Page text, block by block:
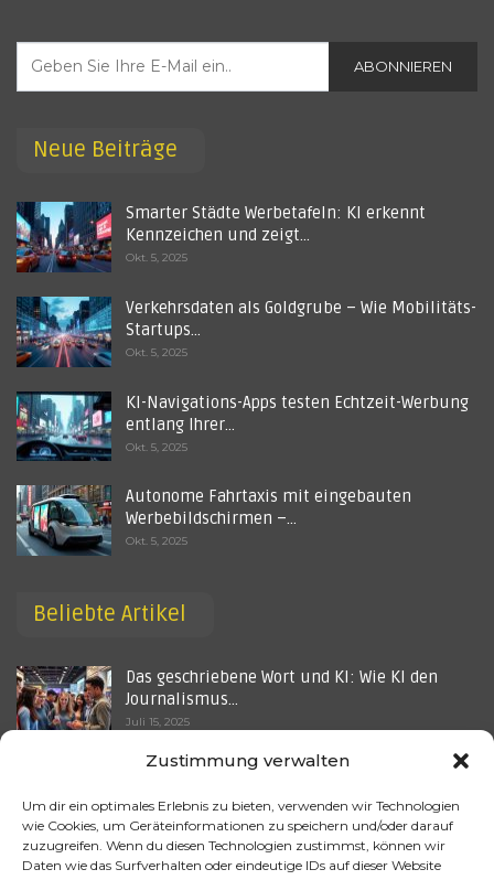
Zustimmung verwalten
Um dir ein optimales Erlebnis zu bieten, verwenden wir Technologien
wie Cookies, um Geräteinformationen zu speichern und/oder darauf
zuzugreifen. Wenn du diesen Technologien zustimmst, können wir
Daten wie das Surfverhalten oder eindeutige IDs auf dieser Website
ABONNIEREN
Neue Beiträge
Smarter Städte Werbetafeln: KI erkennt
Kennzeichen und zeigt…
Okt. 5, 2025
Verkehrsdaten als Goldgrube – Wie Mobilitäts-
Startups…
Okt. 5, 2025
KI-Navigations-Apps testen Echtzeit-Werbung
entlang Ihrer…
Okt. 5, 2025
Autonome Fahrtaxis mit eingebauten
Werbebildschirmen –…
Okt. 5, 2025
Beliebte Artikel
Das geschriebene Wort und KI: Wie KI den
Journalismus…
Juli 15, 2025
KI-Ästhetik in der Werbung – Warum „zu
Wie wird künstliche Intelligenz im Bereich